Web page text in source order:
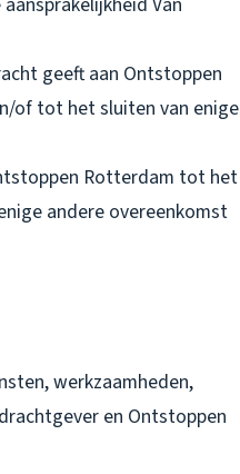
geeft aan Ontstoppen
of tot het sluiten van enige
Rotterdam tot het
andere overeenkomst
werkzaamheden,
en Ontstoppen